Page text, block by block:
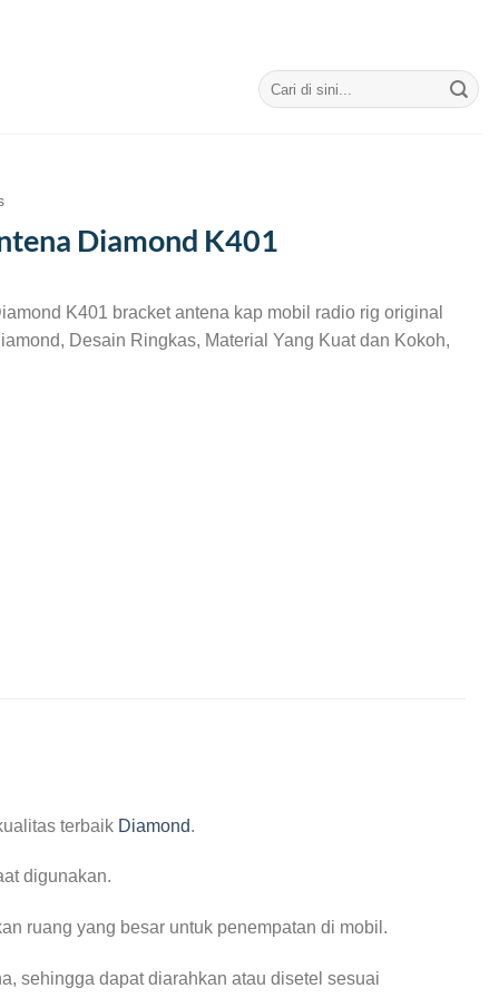
Search
for:
Diamond K401
K401 bracket antena kap mobil radio rig original
Desain Ringkas, Material Yang Kuat dan Kokoh,
terbaik Diamond.
digunakan.
ruang yang besar untuk penempatan di mobil.
sehingga dapat diarahkan atau disetel sesuai